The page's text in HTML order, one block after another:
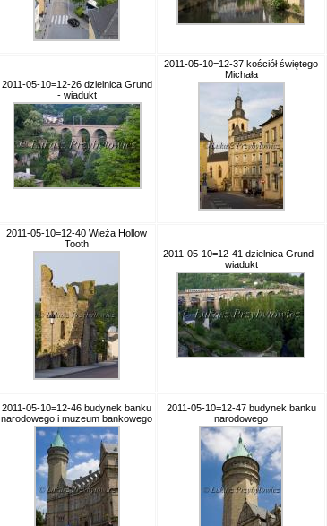
2011-05-10=12-26 dzielnica Grund
- wiadukt
2011-05-10=12-37 kościół świętego
Michała
2011-05-10=12-40 Wieża Hollow
Tooth
2011-05-10=12-41 dzielnica Grund -
wiadukt
2011-05-10=12-46 budynek banku
narodowego i muzeum bankowego
2011-05-10=12-47 budynek banku
narodowego